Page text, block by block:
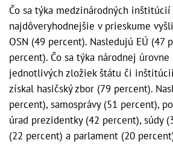
Čo sa týka medzinárodných
najdôveryhodnejšie v prieskume
OSN (49 percent). Nasledujú EÚ (47
percent). Čo sa týka národnej
jednotlivých zložiek štátu či
získal hasičský zbor (79 percent).
percent), samosprávy (51 percent),
úrad prezidentky (42 percent), súdy
(22 percent) a parlament (20